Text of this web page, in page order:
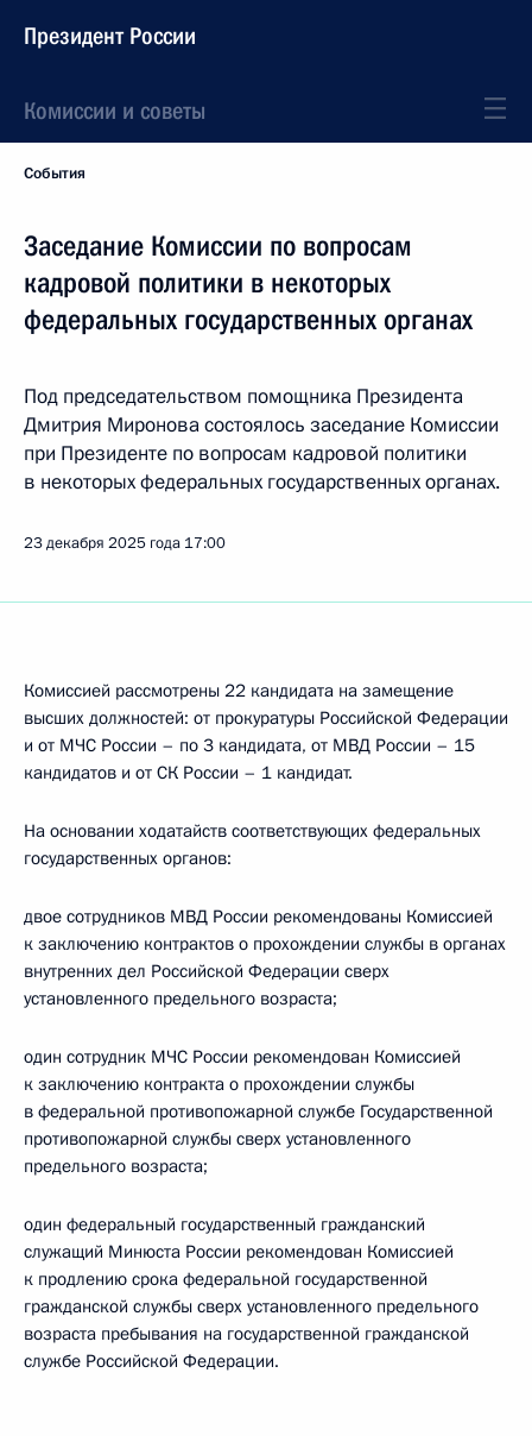
Президент России
Комиссии и советы
События
Заседание Комиссии по вопросам
кадровой политики в некоторых
федеральных государственных органах
Под председательством помощника Президента
Дмитрия Миронова состоялось заседание Комиссии
при Президенте по вопросам кадровой политики
в некоторых федеральных государственных органах.
23 декабря 2025 года 17:00
Комиссией рассмотрены 22 кандидата на замещение
высших должностей: от прокуратуры Российской Федерации
и от МЧС России – по 3 кандидата, от МВД России – 15
кандидатов и от СК России – 1 кандидат.
На основании ходатайств соответствующих федеральных
государственных органов:
двое сотрудников МВД России рекомендованы Комиссией
к заключению контрактов о прохождении службы в органах
внутренних дел Российской Федерации сверх
установленного предельного возраста;
один сотрудник МЧС России рекомендован Комиссией
к заключению контракта о прохождении службы
в федеральной противопожарной службе Государственной
противопожарной службы сверх установленного
предельного возраста;
один федеральный государственный гражданский
служащий Минюста России рекомендован Комиссией
к продлению срока федеральной государственной
гражданской службы сверх установленного предельного
возраста пребывания на государственной гражданской
службе Российской Федерации.